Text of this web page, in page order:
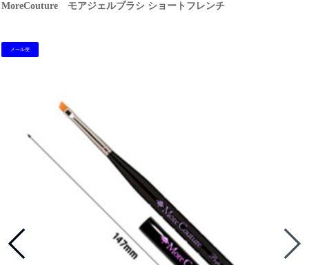
MoreCouture モアジェルブラシ ショートフレンチ
メール便